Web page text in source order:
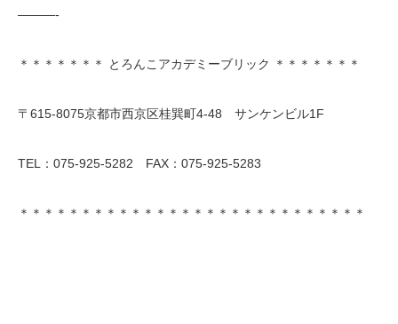
———-
＊＊＊＊＊＊＊ とろんこアカデミーブリック ＊＊＊＊＊＊＊
〒615-8075京都市西京区桂巽町4-48 サンケンビル1F
TEL：075-925-5282 FAX：075-925-5283
＊＊＊＊＊＊＊＊＊＊＊＊＊＊＊＊＊＊＊＊＊＊＊＊＊＊＊＊